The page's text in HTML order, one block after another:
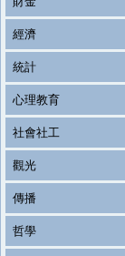
經濟
統計
心理教育
社會社工
觀光
傳播
哲學